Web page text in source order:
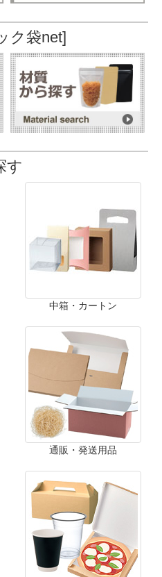
袋net]
す
中箱・カートン
通販・発送用品